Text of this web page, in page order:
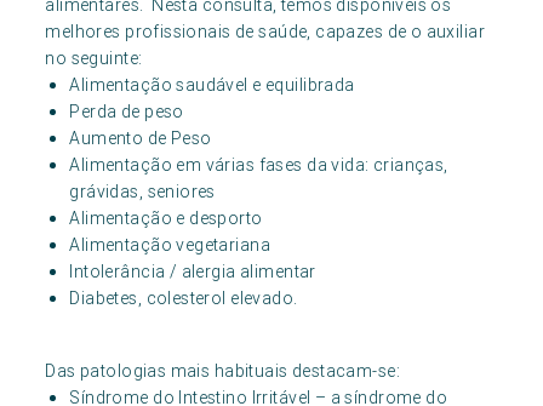
alimentares. Nesta consulta, temos disponíveis os
melhores profissionais de saúde, capazes de o auxiliar
no seguinte:
Alimentação saudável e equilibrada
Perda de peso
Aumento de Peso
Alimentação em várias fases da vida: crianças,
grávidas, seniores
Alimentação e desporto
Alimentação vegetariana
Intolerância / alergia alimentar
Diabetes, colesterol elevado.
Das patologias mais habituais destacam-se:
Síndrome do Intestino Irritável – a síndrome do